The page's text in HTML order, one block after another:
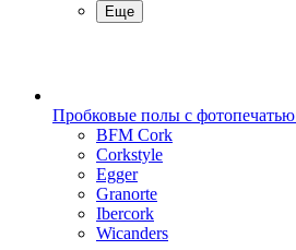
Еще
Пробковые полы с фотопечатью
BFM Cork
Corkstyle
Egger
Granorte
Ibercork
Wicanders